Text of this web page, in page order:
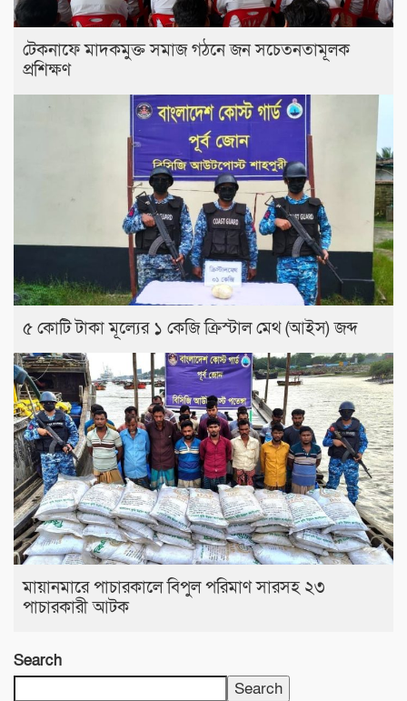
টেকনাফে মাদকমুক্ত সমাজ গঠনে জন সচেতনতামূলক
প্রশিক্ষণ
৫ কোটি টাকা মূল্যের ১ কেজি ক্রিস্টাল মেথ (আইস) জব্দ
মায়ানমারে পাচারকালে বিপুল পরিমাণ সারসহ ২৩
পাচারকারী আটক
Search
Search